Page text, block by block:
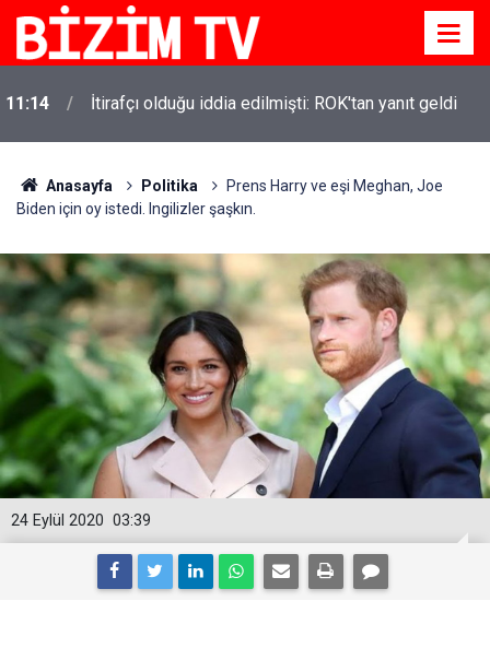
11:14 İtirafçı olduğu iddia edilmişti: ROK'tan yanıt geldi
Anasayfa Politika
Prens Harry ve eşi Meghan, Joe
Biden için oy istedi. Ingilizler şaşkın.
03:39
24 Eylül 2020